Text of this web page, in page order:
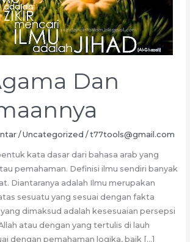
Dan
/Uncategorized /t77tools@gmail.com
kata dasar dari bahasa arab yang
pemahaman. Definisi ilmu sendiri banyak
Diantaranya adalah Ilmu merupakan
sesuatu yang sesuai dengan fakta
dimaksud adalah kesesuaian persepsi
atau dengan yang tertulis di lauh
dengan pemahaman logika, baik […]